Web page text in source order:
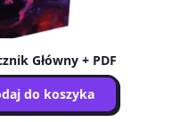
Główny + PDF
do koszyka